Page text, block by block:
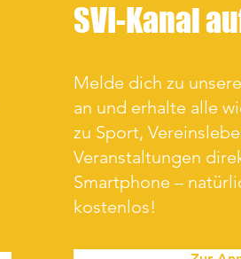
SVI-Kanal
Melde dich zu
an und erhalte alle
zu Sport,
Veranstaltungen
Smartphone –
kostenlos!